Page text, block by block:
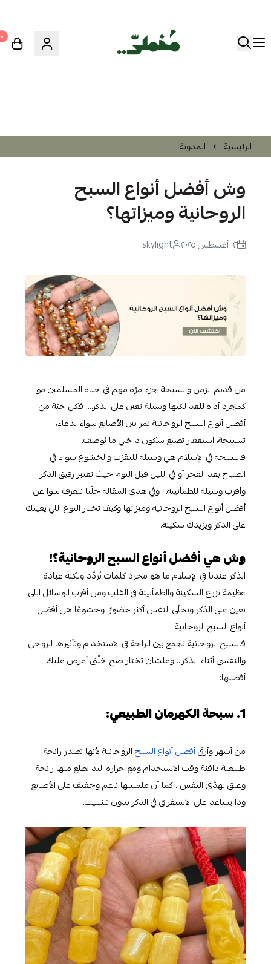
٠
الرئيسية المدونة
وش أفضل أنواع السبح
الروحانية وميزاتها؟
١٢ أغسطس ٢٠٢٥ skylight
من قديم الزمن والسبحة جزء مرّة مهم في حياة المسلمين مو
كمجرد أداة للعد لكنها وسيلة تعين على الذكر…. فكل حبّة من
أفضل أنواع السبح الروحانية تمر بين الأصابع سواء لدعاء،
تسبيحة، استغفار تصنع سكون داخلي ما يُوصف.
فالسبحة في الإسلام هي وسيلة للتقرّب والخشوع سواء في
الصباح بعد الفجر أو في الليل قبل النوم حيث تعتبر رفيق الذكر
وأقرب وسيلة للطمأنينة… وفي هذي المقالة خلّنا نتعرف سوا عن
أفضل أنواع السبح الروحانية وميزاتها وكيف تختار النوع اللي يعينك
على الذكر ويزيدك سكينة.
وش هي أفضل أنواع السبح الروحانية؟!
الذكر عندنا في الإسلام ما هو مجرد كلمات تُردَّد ولكنه عبادة
عظيمة تزرع السكينة والطمأنينة في القلب ومن أقرب الوسائل اللي
تعين على الذكر وتخلّي النفس أكثر حضورًا وخشوعًا هي أفضل
أنواع السبح الروحانية.
فالسبح الروحانية تجمع بين الراحة في الاستخدام وتأثيرها الروحي
والنفسي أثناء الذكر… وعلشان تختار صح خلّني أعرض عليك
أفضلها:
1. سبحة الكهرمان الطبيعي:
من أشهر وأرقىأفضل أنواع السبحالروحانية لأنها تصدر رائحة
طبيعية دافئة وقت الاستخدام ومع حرارة اليد يطلع منها رائحة
وعبق يهدّي النفس… كما أن ملمسها ناعم وخفيف على الأصابع
وذا يساعد على الاستغراق في الذكر بدون تشتيت.